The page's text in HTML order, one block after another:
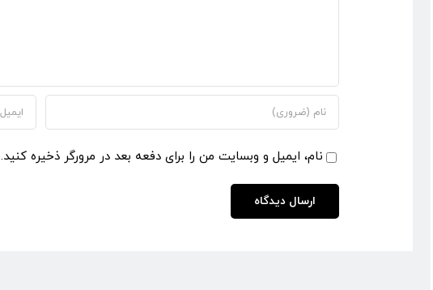
نام، ایمیل و وبسایت من را برای دفعه بعد در مرورگر ذخیره کنید.